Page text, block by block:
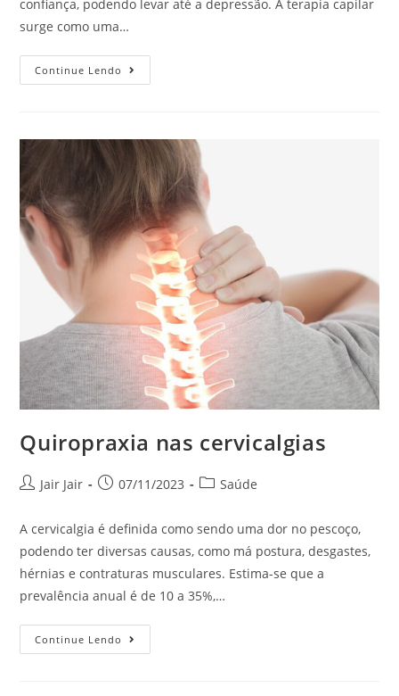
confiança, podendo levar até a depressão. A terapia capilar
surge como uma…
Continue Lendo
Quiropraxia nas cervicalgias
Jair Jair 07/11/2023 Saúde
A cervicalgia é definida como sendo uma dor no pescoço,
podendo ter diversas causas, como má postura, desgastes,
hérnias e contraturas musculares. Estima-se que a
prevalência anual é de 10 a 35%,…
Continue Lendo